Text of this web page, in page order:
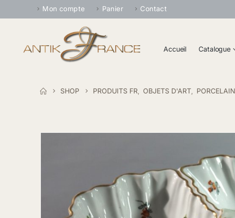
Mon compte Panier Contact
Accueil Catalogue
SHOP PRODUITS FR, OBJETS D'ART,